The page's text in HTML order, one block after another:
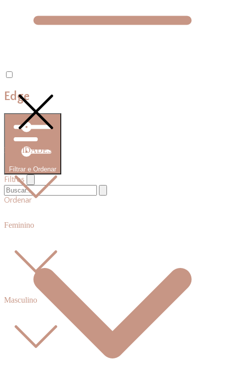
NOVIDADES
Feminino
Masculino
Edge
Filtrar e Ordenar
Filtros
Ordenar